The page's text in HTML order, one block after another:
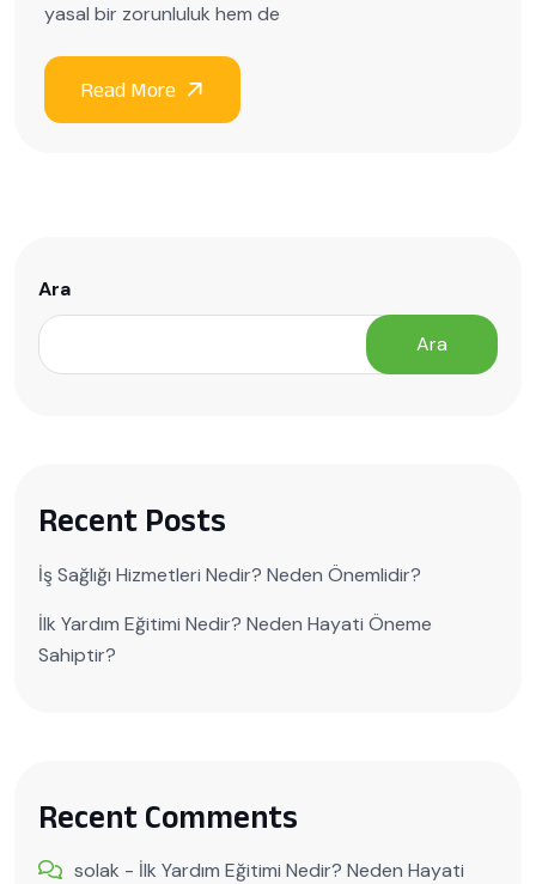
yasal bir zorunluluk hem de
Ara
Ara
Recent Posts
İş Sağlığı Hizmetleri Nedir? Neden Önemlidir?
İlk Yardım Eğitimi Nedir? Neden Hayati Öneme
Sahiptir?
Recent Comments
solak - İlk Yardım Eğitimi Nedir? Neden Hayati